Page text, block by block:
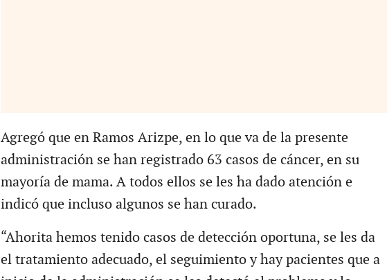
Agregó que en Ramos Arizpe, en lo que va de la presente
administración se han registrado 63 casos de cáncer, en su
mayoría de mama. A todos ellos se les ha dado atención e
indicó que incluso algunos se han curado.
“Ahorita hemos tenido casos de detección oportuna, se les da
el tratamiento adecuado, el seguimiento y hay pacientes que a